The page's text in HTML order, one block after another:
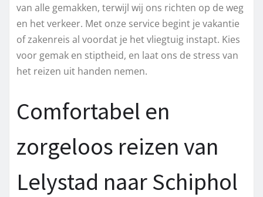
van alle gemakken, terwijl wij ons richten op de weg
en het verkeer. Met onze service begint je vakantie
of zakenreis al voordat je het vliegtuig instapt. Kies
voor gemak en stiptheid, en laat ons de stress van
het reizen uit handen nemen.
Comfortabel en
zorgeloos reizen van
Lelystad naar Schiphol